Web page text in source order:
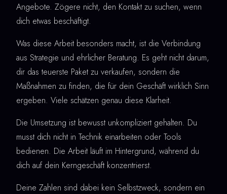
Angebote. Zögere nicht, den Kontakt zu suchen, wenn
dich etwas beschäftigt.
Was diese Arbeit besonders macht, ist die Verbindung
aus Strategie und ehrlicher Beratung. Es geht nicht darum,
dir das teuerste Paket zu verkaufen, sondern die
Maßnahmen zu finden, die für dein Geschäft wirklich Sinn
ergeben. Viele schätzen genau diese Klarheit.
Die Umsetzung ist bewusst unkompliziert gehalten. Du
musst dich nicht in Technik einarbeiten oder Tools
bedienen. Die Arbeit läuft im Hintergrund, während du
dich auf dein Kerngeschäft konzentrierst.
Deine Zahlen sind dabei kein Selbstzweck, sondern ein